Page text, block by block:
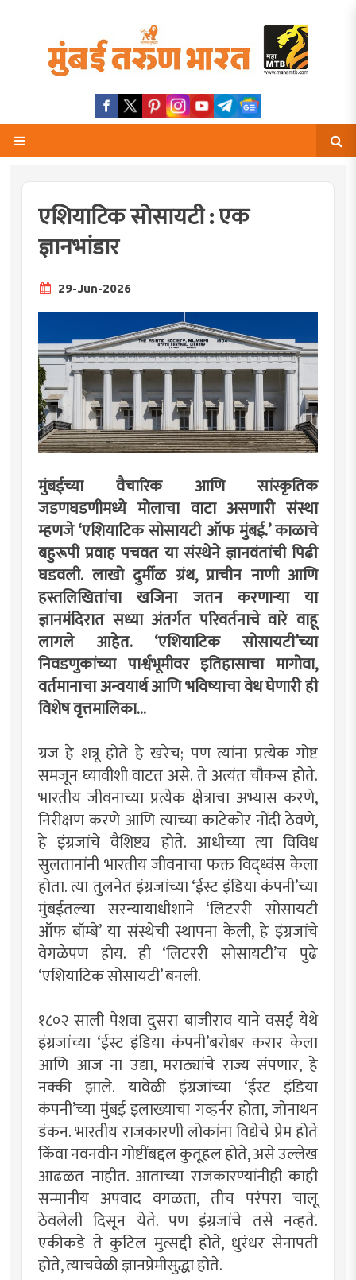
एशियाटिक सोसायटी : एक
ज्ञानभांडार
29-Jun-2026
मुंबईच्या वैचारिक आणि सांस्कृतिक
जडणघडणीमध्ये मोलाचा वाटा असणारी संस्था
म्हणजे ‘एशियाटिक सोसायटी ऑफ मुंबई.’ काळाचे
बहुरूपी प्रवाह पचवत या संस्थेने ज्ञानवंतांची पिढी
घडवली. लाखो दुर्मीळ ग्रंथ, प्राचीन नाणी आणि
हस्तलिखितांचा खजिना जतन करणार्‍या या
ज्ञानमंदिरात सध्या अंतर्गत परिवर्तनाचे वारे वाहू
लागले आहेत. ‘एशियाटिक सोसायटी’च्या
निवडणुकांच्या पार्श्वभूमीवर इतिहासाचा मागोवा,
वर्तमानाचा अन्वयार्थ आणि भविष्याचा वेध घेणारी ही
विशेष वृत्तमालिका...
ग्रज हे शत्रू होते हे खरेच; पण त्यांना प्रत्येक गोष्ट
समजून घ्यावीशी वाटत असे. ते अत्यंत चौकस होते.
भारतीय जीवनाच्या प्रत्येक क्षेत्राचा अभ्यास करणे,
निरीक्षण करणे आणि त्याच्या काटेकोर नोंदी ठेवणे,
हे इंग्रजांचे वैशिष्ट्य होते. आधीच्या त्या विविध
सुलतानांनी भारतीय जीवनाचा फक्त विद्ध्वंस केला
होता. त्या तुलनेत इंग्रजांच्या ‘ईस्ट इंडिया कंपनी’च्या
मुंबईतल्या सरन्यायाधीशाने ‘लिटररी सोसायटी
ऑफ बॉम्बे’ या संस्थेची स्थापना केली, हे इंग्रजांचे
वेगळेपण होय. ही ‘लिटररी सोसायटी’च पुढे
‘एशियाटिक सोसायटी’ बनली.
१८०२ साली पेशवा दुसरा बाजीराव याने वसई येथे
इंग्रजांच्या ‘ईस्ट इंडिया कंपनी’बरोबर करार केला
आणि आज ना उद्या, मराठ्यांचे राज्य संपणार, हे
नक्की झाले. यावेळी इंग्रजांच्या ‘ईस्ट इंडिया
कंपनी’च्या मुंबई इलाख्याचा गव्हर्नर होता, जोनाथन
डंकन. भारतीय राजकारणी लोकांना विद्येचे प्रेम होते
किंवा नवनवीन गोष्टींबद्दल कुतूहल होते, असे उल्लेख
आढळत नाहीत. आताच्या राजकारण्यांनीही काही
सन्मानीय अपवाद वगळता, तीच परंपरा चालू
ठेवलेली दिसून येते. पण इंग्रजांचे तसे नव्हते.
एकीकडे ते कुटिल मुत्सद्दी होते, धुरंधर सेनापती
होते, त्याचवेळी ज्ञानप्रेमीसुद्धा होते.